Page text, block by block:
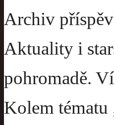
Archiv
Aktuality i
pohromadě.
Kolem tématu